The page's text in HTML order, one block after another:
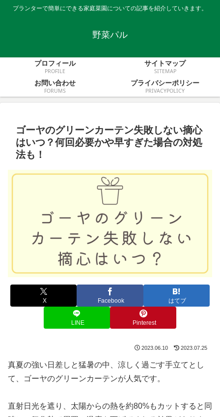
プランターで簡単にできる家庭菜園についての記事を紹介していきます。
野菜パル
プロフィール
PROFILE
サイトマップ
SITEMAP
お問い合わせ
FORUMS
プライバシーポリシー
PRIVACYPOLICY
ゴーヤのグリーンカーテン失敗しない摘心
はいつ？何回必要かや早すぎた場合の対処
法も！
X Facebook はてブ
LINE Pinterest
2023.06.10 2023.07.25
真夏の強い日差しと猛暑の中、涼しく過ごす手立てとし
て、ゴーヤのグリーンカーテンが人気です。
直射日光を遮り、太陽からの熱を約80%もカットすると同